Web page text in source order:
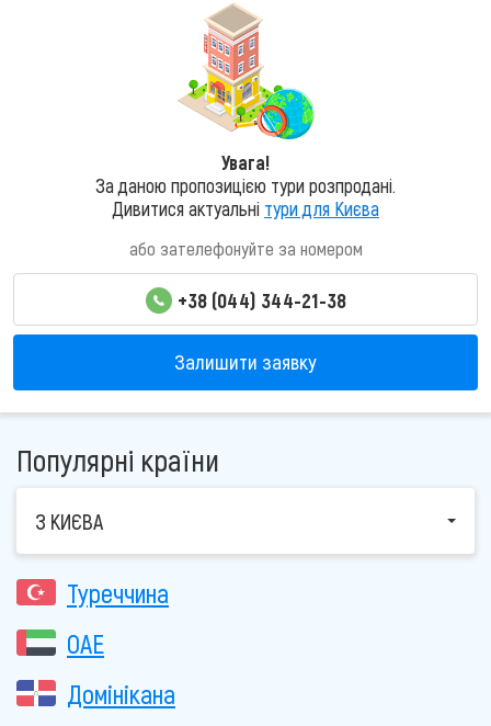
Увага!
За даною пропозицією тури розпродані.
Дивитися актуальні тури для Києва
або зателефонуйте за номером
+38 (044) 344-21-38
Залишити заявку
Популярні країни
З КИЄВА
Туреччина
ОАЕ
Домінікана